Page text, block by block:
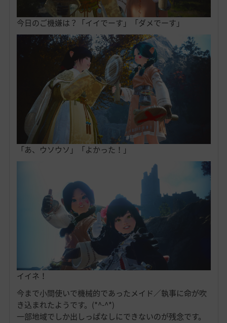
今日のご機嫌は？「イイでーす」「ダメでーす」
「あ、ウソウソ」「よかった！」
イイネ！
今まで小間使いで機械的であったメイド／執事に命が吹
き込まれたようです。(*^-^*)
一部地域でしか出しっぱなしにできないのが残念です。